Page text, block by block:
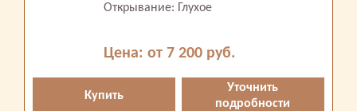
Открывание: Глухое
Цена: от 7 200 руб.
Купить
Уточнить
подробности